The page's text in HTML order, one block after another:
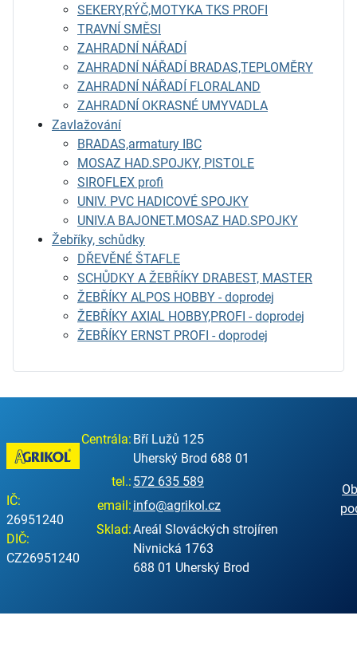
SEKERY,RÝČ,MOTYKA TKS PROFI
TRAVNÍ SMĚSI
ZAHRADNÍ NÁŘADÍ
ZAHRADNÍ NÁŘADÍ BRADAS,TEPLOMĚRY
ZAHRADNÍ NÁŘADÍ FLORALAND
ZAHRADNÍ OKRASNÉ UMYVADLA
Zavlažování
BRADAS,armatury IBC
MOSAZ HAD.SPOJKY, PISTOLE
SIROFLEX profi
UNIV. PVC HADICOVÉ SPOJKY
UNIV.A BAJONET.MOSAZ HAD.SPOJKY
Žebříky, schůdky
DŘEVĚNÉ ŠTAFLE
SCHŮDKY A ŽEBŘÍKY DRABEST, MASTER
ŽEBŘÍKY ALPOS HOBBY - doprodej
ŽEBŘÍKY AXIAL HOBBY,PROFI - doprodej
ŽEBŘÍKY ERNST PROFI - doprodej
IČ:
26951240
DIČ:
CZ26951240
Centrála: Bří Lužů 125
Uherský Brod 688 01
tel.: 572 635 589
email: info@agrikol.cz
Sklad:Areál Slováckých strojíren
Nivnická 1763
688 01 Uherský Brod